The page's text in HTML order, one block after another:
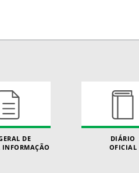
DE
INFORMAÇÃO
DIÁRIO
OFICIAL